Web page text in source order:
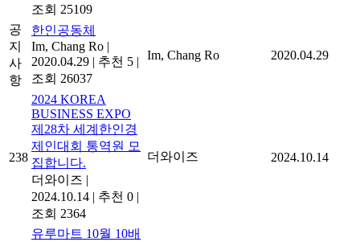
조회 25109
공
지
사
항
한인공동체
Im, Chang Ro |
2020.04.29 | 추천 5 |
조회 26037
Im, Chang Ro 2020.04.29
238
2024 KOREA
BUSINESS EXPO
제28차 세계한인경
제인대회 통역원 모
집합니다.
더와이즈 |
2024.10.14 | 추천 0 |
조회 2364
더와이즈 2024.10.14
유루마트 10월 10배